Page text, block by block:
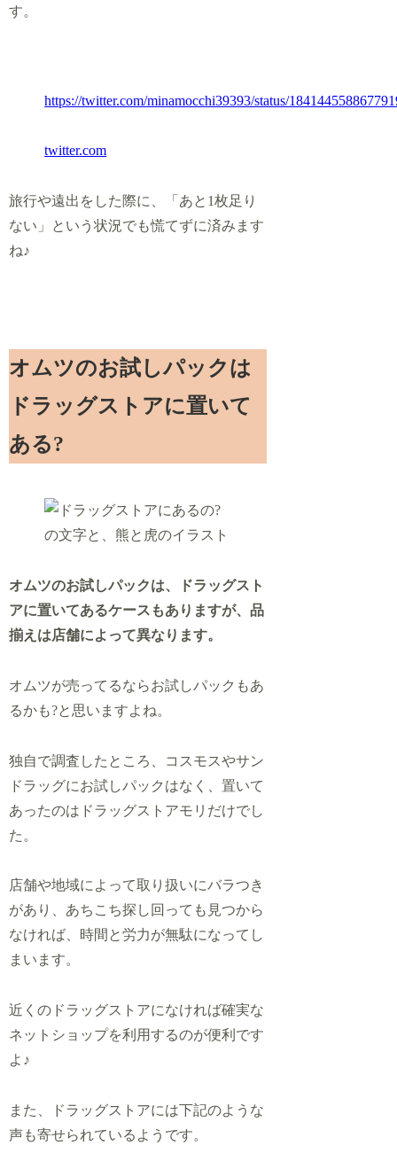
す。
https://twitter.com/minamocchi39393/status/
twitter.com
旅行や遠出をした際に、「あと1枚足り
ない」という状況でも慌てずに済みます
ね♪
オムツのお試しパックは
ドラッグストアに置いて
ある?
オムツのお試しパックは、ドラッグスト
アに置いてあるケースもありますが、品
揃えは店舗によって異なります。
オムツが売ってるならお試しパックもあ
るかも?と思いますよね。
独自で調査したところ、コスモスやサン
ドラッグにお試しパックはなく、置いて
あったのはドラッグストアモリだけでし
た。
店舗や地域によって取り扱いにバラつき
があり、あちこち探し回っても見つから
なければ、時間と労力が無駄になってし
まいます。
近くのドラッグストアになければ確実な
ネットショップを利用するのが便利です
よ♪
また、ドラッグストアには下記のような
声も寄せられているようです。